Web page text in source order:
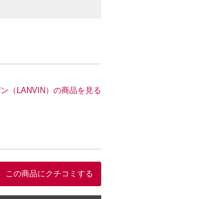
（LANVIN）の商品を見る
この商品にクチコミする